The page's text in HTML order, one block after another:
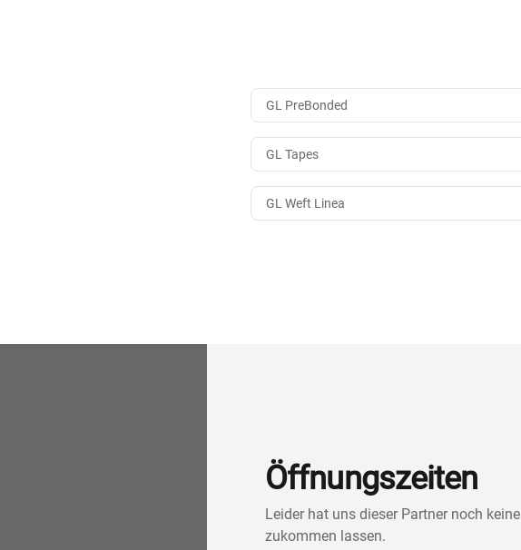
GL PreBonded
GL Tapes
GL Weft Linea
Öffnungszeiten
Leider hat uns dieser Partner noch
zukommen lassen.